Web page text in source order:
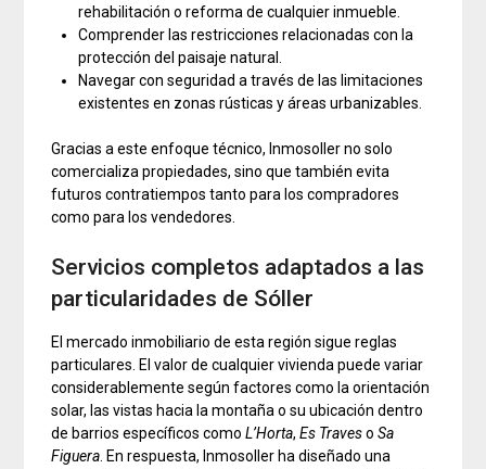
rehabilitación o reforma de cualquier inmueble.
Comprender las restricciones relacionadas con la
protección del paisaje natural.
Navegar con seguridad a través de las limitaciones
existentes en zonas rústicas y áreas urbanizables.
Gracias a este enfoque técnico, Inmosoller no solo
comercializa propiedades, sino que también evita
futuros contratiempos tanto para los compradores
como para los vendedores.
Servicios completos adaptados a las
particularidades de Sóller
El mercado inmobiliario de esta región sigue reglas
particulares. El valor de cualquier vivienda puede variar
considerablemente según factores como la orientación
solar, las vistas hacia la montaña o su ubicación dentro
de barrios específicos comoL’Horta,Es TravesoSa
Figuera. En respuesta, Inmosoller ha diseñado una